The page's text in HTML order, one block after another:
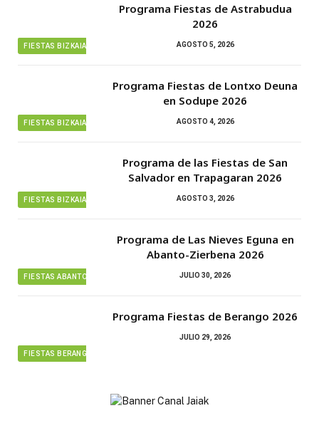
FIESTAS BIZKAIA
Programa Fiestas de Astrabudua
2026
AGOSTO 5, 2026
FIESTAS BIZKAIA
Programa Fiestas de Lontxo Deuna
en Sodupe 2026
AGOSTO 4, 2026
FIESTAS BIZKAIA
Programa de las Fiestas de San
Salvador en Trapagaran 2026
AGOSTO 3, 2026
FIESTAS ABANTO ZIERBENA
Programa de Las Nieves Eguna en
Abanto-Zierbena 2026
JULIO 30, 2026
FIESTAS BERANGO
Programa Fiestas de Berango 2026
JULIO 29, 2026